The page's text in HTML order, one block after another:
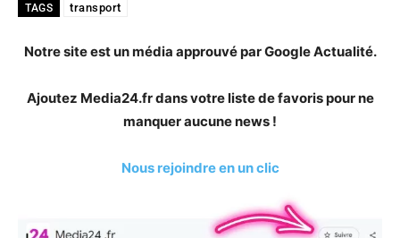
TAGS transport
Notre site est un média approuvé par Google Actualité.
Ajoutez Media24.fr dans votre liste de favoris pour ne
manquer aucune news !
Nous rejoindre en un clic